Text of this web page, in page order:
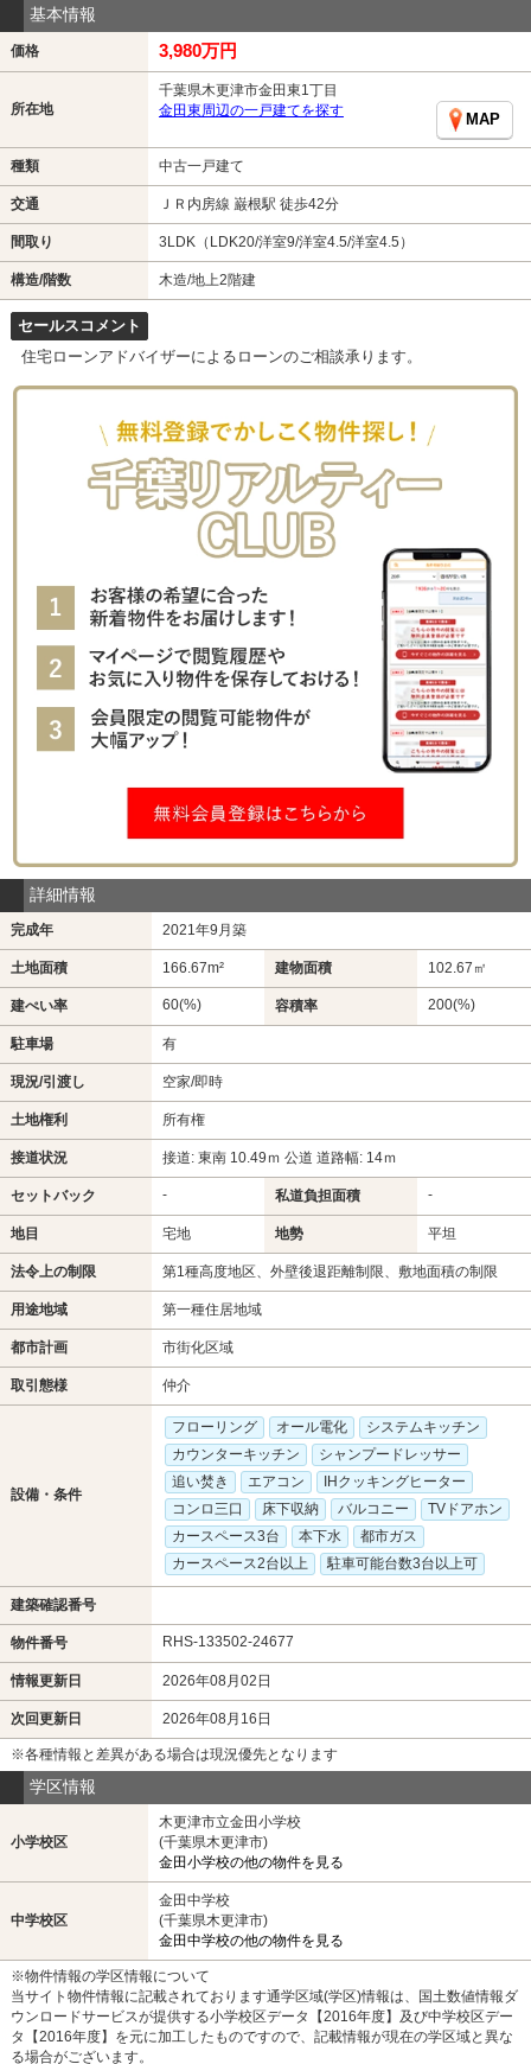
基本情報
価格 3,980万円
所在地
千葉県木更津市金田東1丁目
金田東周辺の一戸建てを探す
MAP
種類 中古一戸建て
交通 ＪＲ内房線 巌根駅 徒歩42分
間取り 3LDK（LDK20/洋室9/洋室4.5/洋室4.5）
構造/階数 木造/地上2階建
セールスコメント
住宅ローンアドバイザーによるローンのご相談承ります。
詳細情報
完成年 2021年9月築
土地面積 166.67m² 建物面積 102.67㎡
建ぺい率 60(%) 容積率 200(%)
駐車場 有
現況/引渡し 空家/即時
土地権利 所有権
接道状況 接道: 東南 10.49ｍ 公道 道路幅: 14ｍ
セットバック - 私道負担面積 -
地目 宅地 地勢 平坦
法令上の制限 第1種高度地区、外壁後退距離制限、敷地面積の制限
用途地域 第一種住居地域
都市計画 市街化区域
取引態様 仲介
設備・条件
フローリング オール電化
システムキッチン
カウンターキッチン
シャンプードレッサー
追い焚き
エアコン
IHクッキングヒーター
コンロ三口
床下収納 バルコニー
TVドアホン
カースペース3台
本下水
都市ガス
カースペース2台以上
駐車可能台数3台以上可
建築確認番号
物件番号 RHS-133502-24677
情報更新日 2026年08月02日
次回更新日 2026年08月16日
※各種情報と差異がある場合は現況優先となります
学区情報
小学校区
木更津市立金田小学校
(千葉県木更津市)
金田小学校の他の物件を見る
中学校区
金田中学校
(千葉県木更津市)
金田中学校の他の物件を見る
※物件情報の学区情報について
当サイト物件情報に記載されております通学区域(学区)情報は、国土数値情報ダ
ウンロードサービスが提供する小学校区データ【2016年度】及び中学校区デー
タ【2016年度】を元に加工したものですので、記載情報が現在の学区域と異な
る場合がございます。